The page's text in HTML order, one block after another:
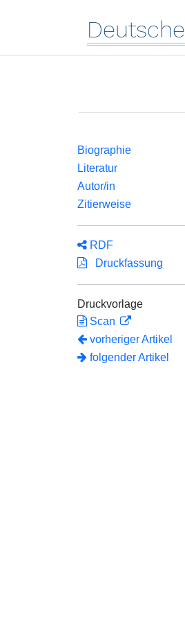
Deutsche
Biographie
Literatur
Autor/in
Zitierweise
RDF
Druckfassung
Druckvorlage
Scan
vorheriger Artikel
folgender Artikel